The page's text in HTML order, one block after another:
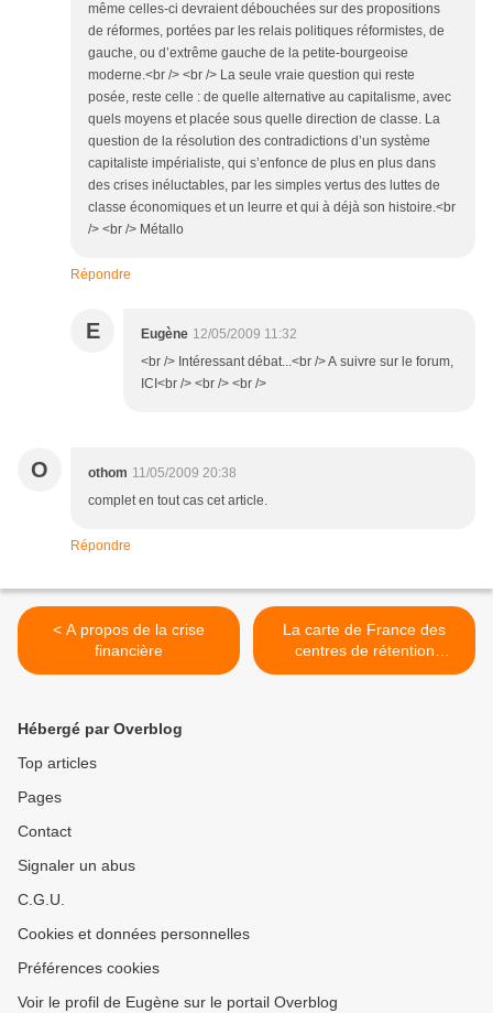
même celles-ci devraient débouchées sur des propositions
de réformes, portées par les relais politiques réformistes, de
gauche, ou d’extrême gauche de la petite-bourgeoise
moderne.<br /> <br /> La seule vraie question qui reste
posée, reste celle : de quelle alternative au capitalisme, avec
quels moyens et placée sous quelle direction de classe. La
question de la résolution des contradictions d’un système
capitaliste impérialiste, qui s’enfonce de plus en plus dans
des crises inéluctables, par les simples vertus des luttes de
classe économiques et un leurre et qui à déjà son histoire.<br
/> <br /> Métallo
Répondre
E Eugène 12/05/2009 11:32
<br /> Intéressant débat...<br /> A suivre sur le forum,
ICI<br /> <br /> <br />
O othom 11/05/2009 20:38
complet en tout cas cet article.
Répondre
< A propos de la crise
financière
La carte de France des
centres de rétention
administratifs >
Hébergé par Overblog
Top articles
Pages
Contact
Signaler un abus
C.G.U.
Cookies et données personnelles
Préférences cookies
Voir le profil de Eugène sur le portail Overblog